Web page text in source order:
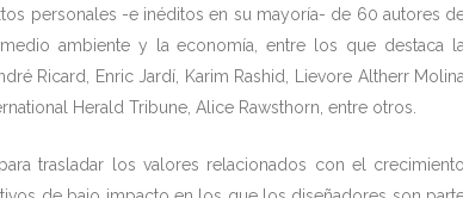
personales -e inéditos en su mayoría- de 60 autores
ambiente y la economía, entre los que destaca la
Ricard, Enric Jardí, Karim Rashid, Lievore Altherr Molina
Herald Tribune, Alice Rawsthorn, entre otros.
trasladar los valores relacionados con el crecimiento